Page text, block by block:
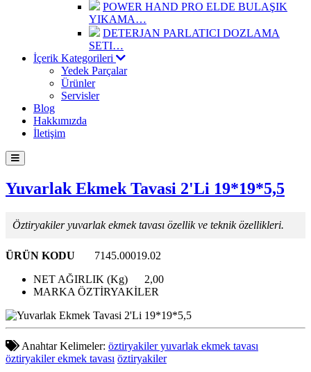
POWER HAND PRO ELDE BULAŞIK
YIKAMA…
DETERJAN PARLATICI DOZLAMA
SETI…
İçerik Kategorileri
Yedek Parçalar
Ürünler
Servisler
Blog
Hakkımızda
İletişim
Yuvarlak Ekmek Tavasi 2'Li 19*19*5,5
Öztiryakiler yuvarlak ekmek tavası özellik ve teknik özellikleri.
ÜRÜN KODU
7145.00019.02
NET AĞIRLIK (Kg)
2,00
MARKA ÖZTİRYAKİLER
Anahtar Kelimeler: öztiryakiler yuvarlak ekmek tavası
öztiryakiler ekmek tavası öztiryakiler